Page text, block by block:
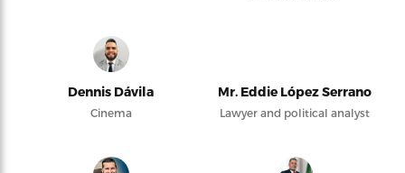
Dennis Dávila
Cinema
Mr. Eddie López Serrano
Lawyer and political analyst